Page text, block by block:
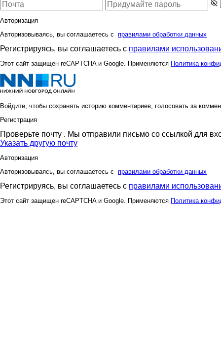
Авторизация
Авторизовываясь, вы соглашаетесь с правилами обработки данных
Регистрируясь, вы соглашаетесь с правилами
Этот сайт защищен reCAPTCHA и Google. Применяются Политика
Войдите, чтобы сохранять историю комментариев, голосовать за
Регистрация
Проверьте почту . Мы отправили письмо со ссылкой для
Указать другую почту
Авторизация
Авторизовываясь, вы соглашаетесь с правилами обработки данных
Регистрируясь, вы соглашаетесь с правилами
Этот сайт защищен reCAPTCHA и Google. Применяются Политика